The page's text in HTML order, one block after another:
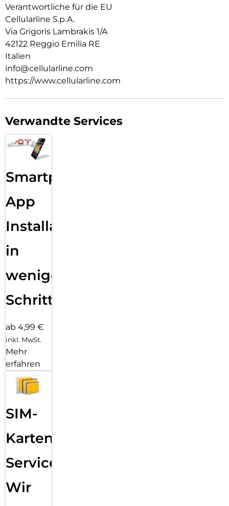
Verantwortliche für die EU
Cellularline S.p.A.
Via Grigoris Lambrakis 1/A
42122 Reggio Emilia RE
Italien
info@cellularline.com
https://www.cellularline.com
Verwandte Services
Smartphone
App
Installation
in
wenigen
Schritten
ab 4,99 €
inkl. MwSt.
Mehr
erfahren
SIM-
Karten
Service:
Wir